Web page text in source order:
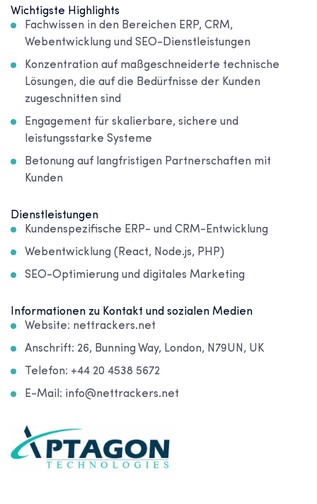
Wichtigste Highlights
Fachwissen in den Bereichen ERP, CRM,
Webentwicklung und SEO-Dienstleistungen
Konzentration auf maßgeschneiderte technische
Lösungen, die auf die Bedürfnisse der Kunden
zugeschnitten sind
Engagement für skalierbare, sichere und
leistungsstarke Systeme
Betonung auf langfristigen Partnerschaften mit
Kunden
Dienstleistungen
Kundenspezifische ERP- und CRM-Entwicklung
Webentwicklung (React, Node.js, PHP)
SEO-Optimierung und digitales Marketing
Informationen zu Kontakt und sozialen Medien
Website: nettrackers.net
Anschrift: 26, Bunning Way, London, N79UN, UK
Telefon: +44 20 4538 5672
E-Mail: info@nettrackers.net